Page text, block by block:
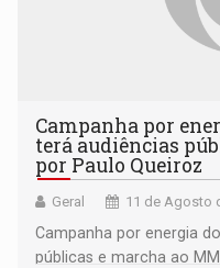
Campanha por
terá audiências
por Paulo Queiroz
Geral 11 de Agosto
Campanha por energia
públicas e marcha ao